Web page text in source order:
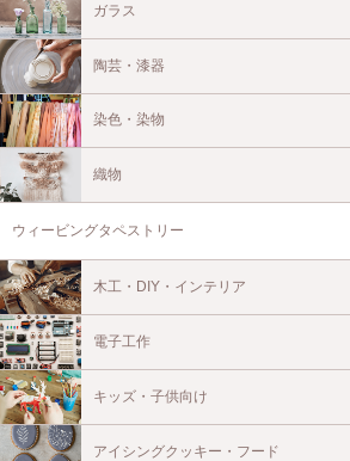
ガラス
陶芸・漆器
染色・染物
織物
ウィービングタペストリー
木工・DIY・インテリア
電子工作
キッズ・子供向け
アイシングクッキー・フード